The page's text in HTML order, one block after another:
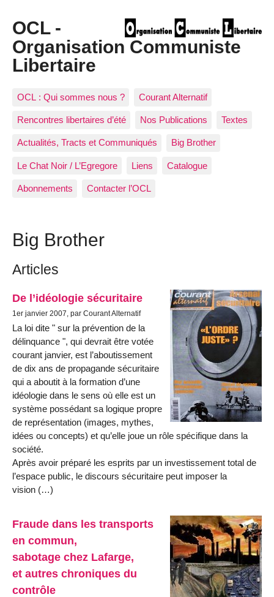
OCL -
Organisation Communiste
Libertaire
OCL : Qui sommes nous ? Courant Alternatif
Rencontres libertaires d’été Nos Publications Textes
Actualités, Tracts et Communiqués Big Brother
Le Chat Noir / L’Egregore Liens Catalogue
Abonnements Contacter l’OCL
Big Brother
Articles
De l’idéologie sécuritaire
1er janvier 2007, par Courant Alternatif
La loi dite " sur la prévention de la
délinquance ", qui devrait être votée
courant janvier, est l’aboutissement
de dix ans de propagande sécuritaire
qui a aboutit à la formation d’une
idéologie dans le sens où elle est un
système possédant sa logique propre
de représentation (images, mythes,
idées ou concepts) et qu’elle joue un rôle spécifique dans la
société.
Après avoir préparé les esprits par un investissement total de
l’espace public, le discours sécuritaire peut imposer la
vision (…)
Fraude dans les transports
en commun,
sabotage chez Lafarge,
et autres chroniques du
contrôle